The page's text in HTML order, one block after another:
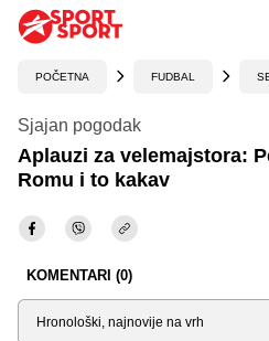
POČETNA FUDBAL
Sjajan pogodak
Aplauzi za velemajstora:
Romu i to kakav
KOMENTARI (0)
Sortiraj